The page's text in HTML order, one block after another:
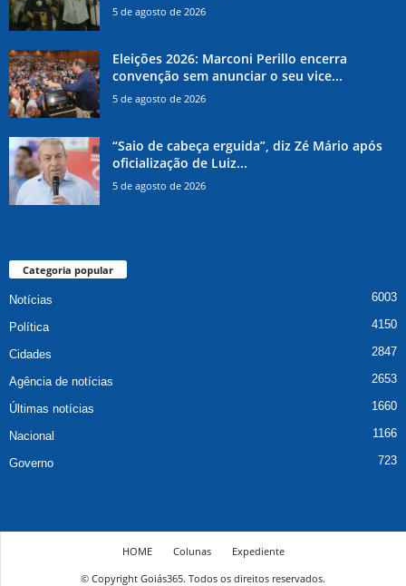
5 de agosto de 2026
Eleições 2026: Marconi Perillo encerra
convenção sem anunciar o seu vice...
5 de agosto de 2026
“Saio de cabeça erguida”, diz Zé Mário após
oficialização de Luiz...
5 de agosto de 2026
Categoria popular
Notícias 6003
Política 4150
Cidades 2847
Agência de notícias 2653
Últimas notícias 1660
Nacional 1166
Governo 723
HOME Colunas
Expediente
© Copyright Goiás365. Todos os direitos reservados.